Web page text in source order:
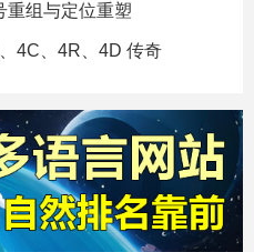
重组与定位重塑
4C、4R、4D 传奇